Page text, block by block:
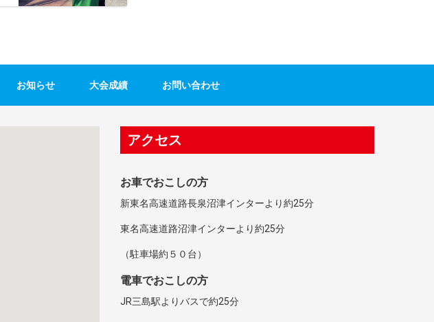
お知らせ 大会成績 お問い合わせ
アクセス
お車でおこしの方
新東名高速道路長泉沼津インターより約25分
東名高速道路沼津インターより約25分
（駐車場約５０台）
電車でおこしの方
JR三島駅よりバスで約25分